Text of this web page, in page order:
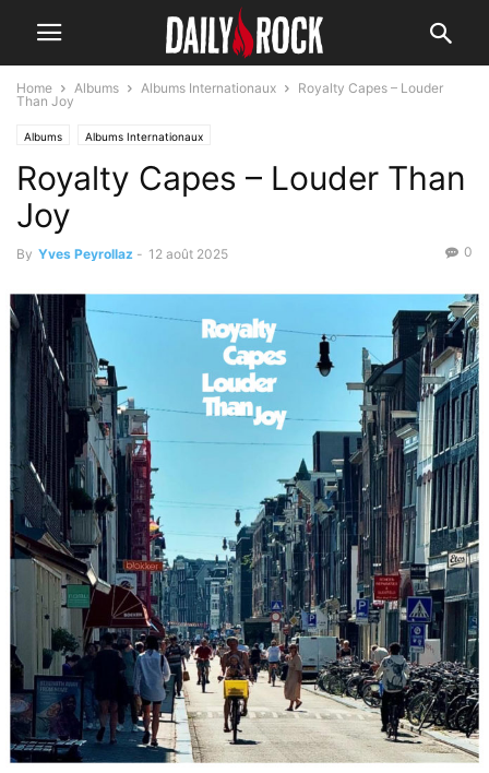
Home Albums Albums Internationaux
Royalty Capes – Louder
Than Joy
Albums Albums Internationaux
Royalty Capes – Louder Than
Joy
By Yves Peyrollaz - 12 août 2025 0